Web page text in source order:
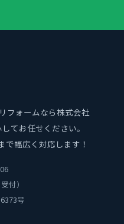
フォームなら株式会社
てお任せください。
で幅広く対応します！
付）
号